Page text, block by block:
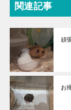
関連記事
頑
お